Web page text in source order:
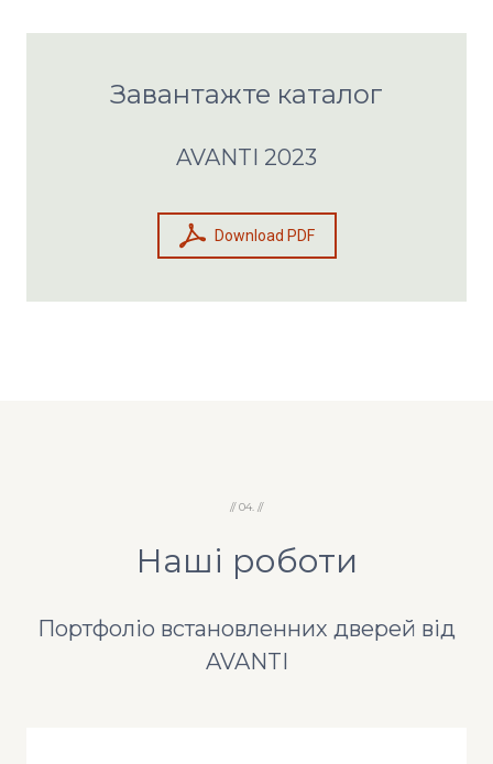
Завантажте каталог
AVANTI 2023
Download PDF
// 04. //
Наші роботи
Портфоліо встановленних дверей від
AVANTI